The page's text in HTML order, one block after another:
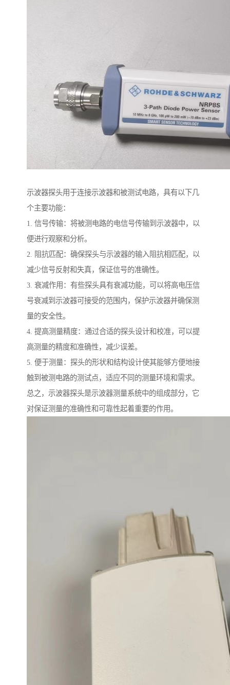
示波器探头用于连接示波器和被测试电路，具有以下几
个主要功能：
1. 信号传输：将被测电路的电信号传输到示波器中，以
便进行观察和分析。
2. 阻抗匹配：确保探头与示波器的输入阻抗相匹配，以
减少信号反射和失真，保证信号的准确性。
3. 衰减作用：有些探头具有衰减功能，可以将高电压信
号衰减到示波器可接受的范围内，保护示波器并确保测
量的安全性。
4. 提高测量精度：通过合适的探头设计和校准，可以提
高测量的精度和准确性，减少误差。
5. 便于测量：探头的形状和结构设计使其能够方便地接
触到被测电路的测试点，适应不同的测量环境和需求。
总之，示波器探头是示波器测量系统中的组成部分，它
对保证测量的准确性和可靠性起着重要的作用。